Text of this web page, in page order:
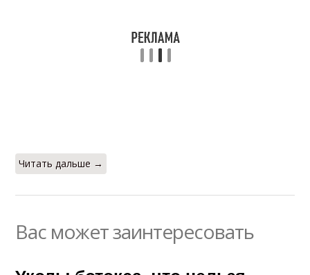
Читать дальше →
Вас может заинтересовать